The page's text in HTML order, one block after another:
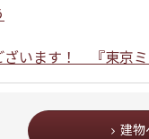
ざいます！ 『東京ミ
建物